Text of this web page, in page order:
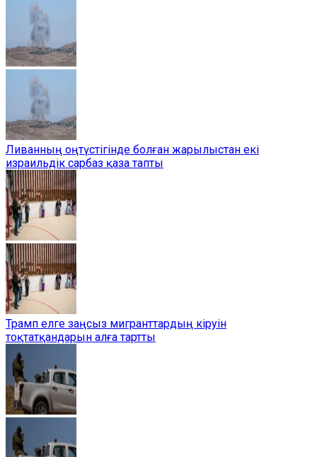
Ливанның оңтүстігінде болған жарылыстан екі
израильдік сарбаз қаза тапты
Трамп елге заңсыз мигранттардың кіруін
тоқтатқандарын алға тартты